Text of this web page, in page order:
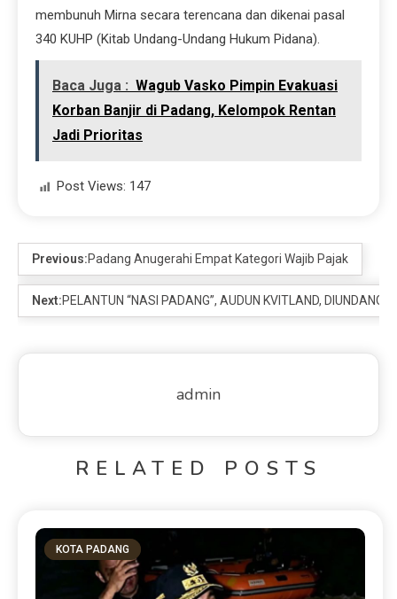
membunuh Mirna secara terencana dan dikenai pasal
340 KUHP (Kitab Undang-Undang Hukum Pidana).
Baca Juga : Wagub Vasko Pimpin Evakuasi
Korban Banjir di Padang, Kelompok Rentan
Jadi Prioritas
Post Views: 147
Previous:Padang Anugerahi Empat Kategori Wajib Pajak
Next:PELANTUN “NASI PADANG”, AUDUN KVITLAND, DIUNDANG
admin
RELATED POSTS
KOTA PADANG